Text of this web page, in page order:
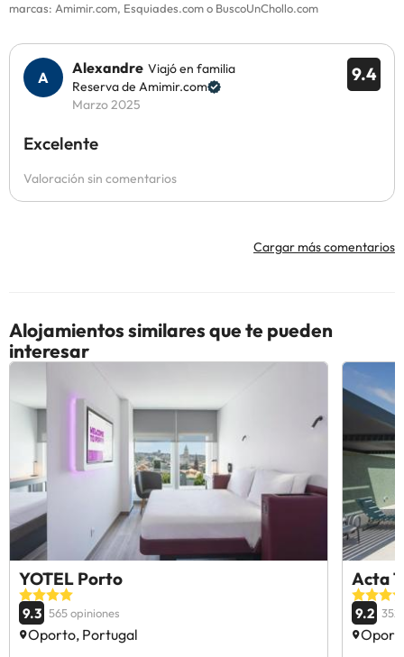
marcas: Amimir.com, Esquiades.com o BuscoUnChollo.com
9.4
Alexandre Viajó en familia
Reserva de Amimir.com
Marzo 2025
Excelente
Valoración sin comentarios
Cargar más comentarios
Alojamientos similares que te pueden
interesar
YOTEL Porto
9.3 565 opiniones
Oporto, Portugal
Acta
9.2